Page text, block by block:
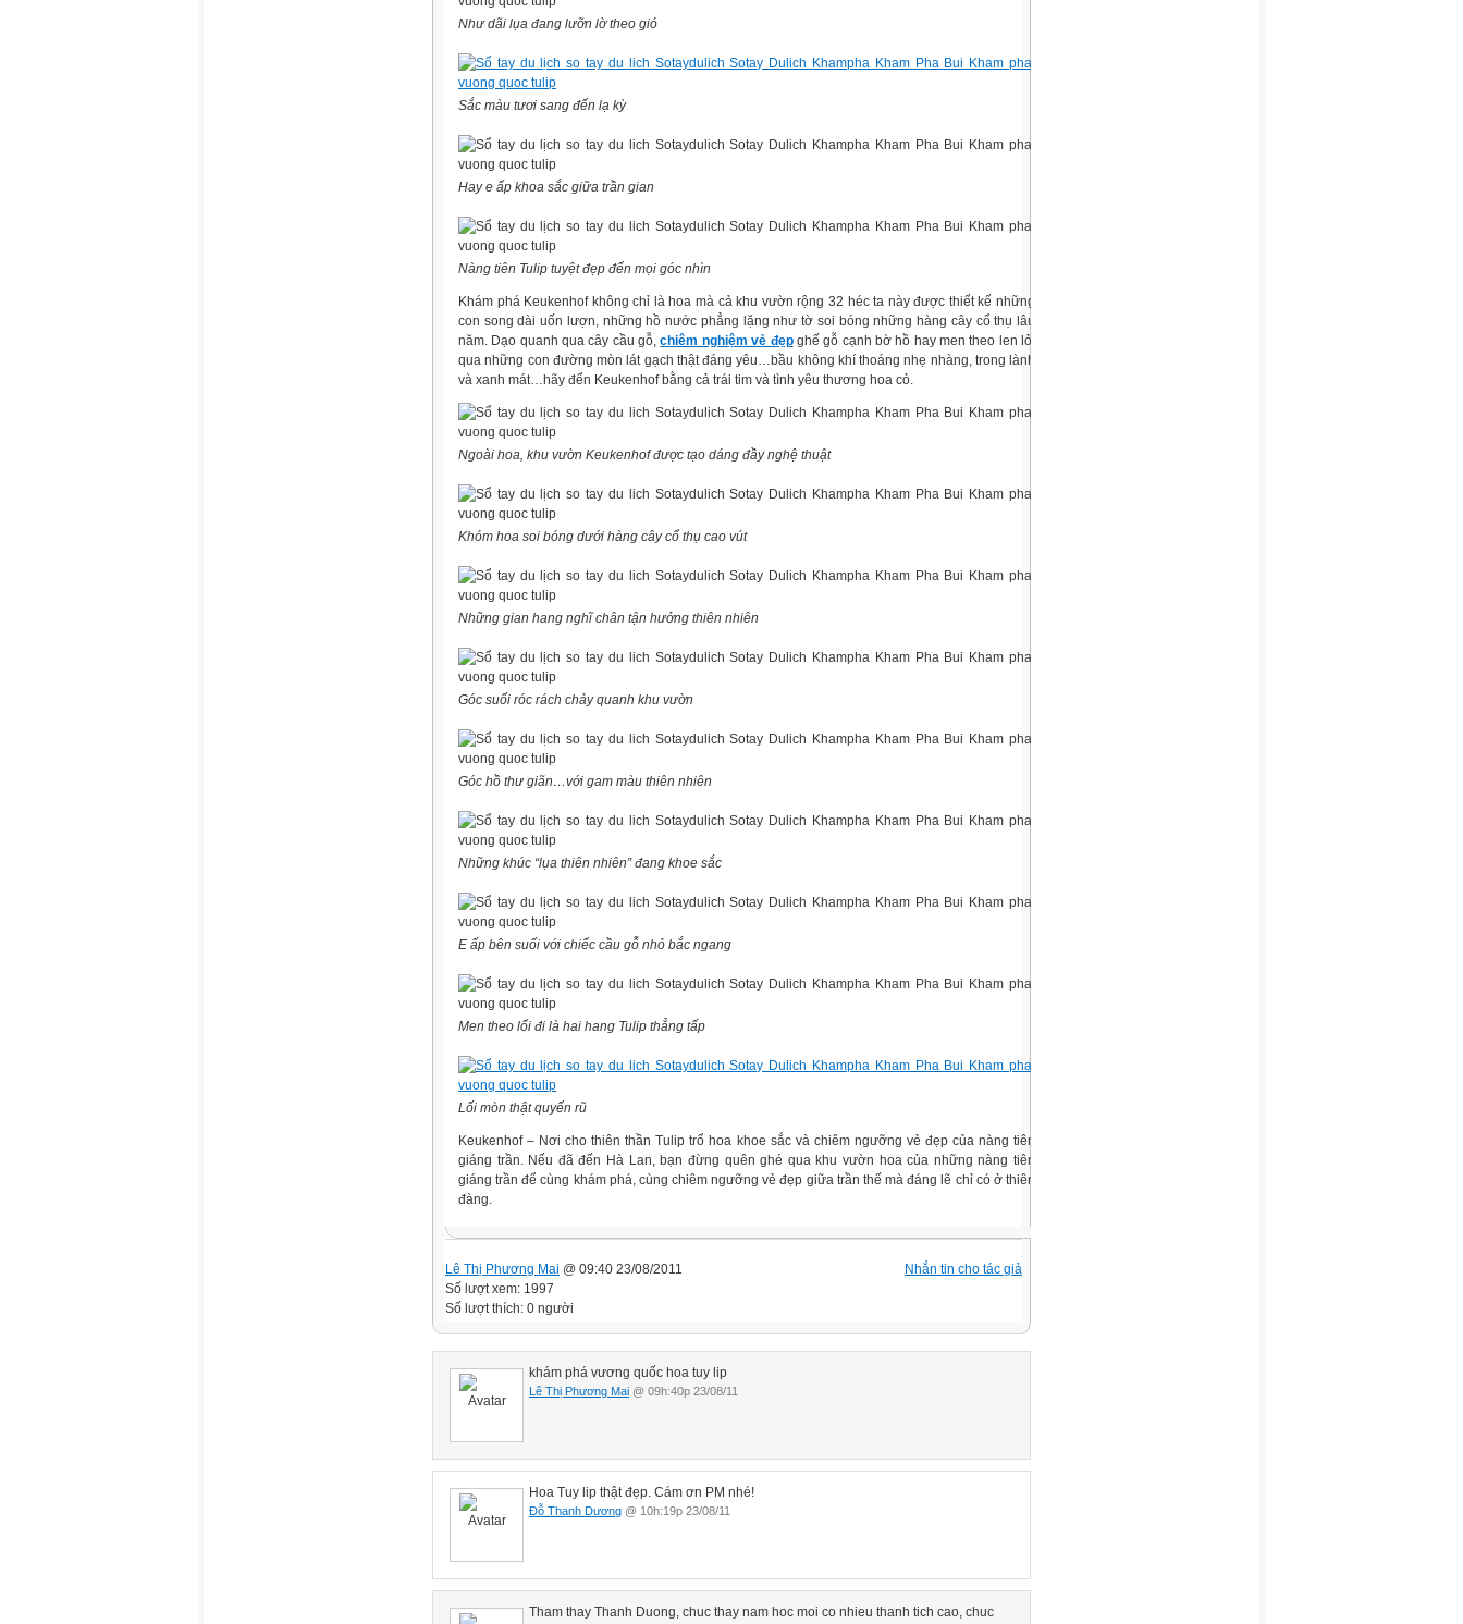
Như dãi lụa đang lưỡn lờ theo gió
Sắc màu tươi sang đến lạ kỳ
Hay e ấp khoa sắc giữa trần gian
Nàng tiên Tulip tuyệt đẹp đến mọi góc nhìn
Khám phá Keukenhof không chỉ là hoa mà cả khu vườn rộng 32 héc ta này được thiết kế những
con song dài uốn lượn, những hồ nước phẳng lặng như tờ soi bóng những hàng cây cổ thụ lâu
năm. Dạo quanh qua cây cầu gỗ,chiêm nghiệm vẻ đẹpghế gỗ cạnh bờ hồ hay men theo len lỏi
qua những con đường mòn lát gạch thật đáng yêu…bầu không khí thoáng nhẹ nhàng, trong lành
và xanh mát…hãy đến Keukenhof bằng cả trái tim và tình yêu thương hoa cỏ.
Ngoài hoa, khu vườn Keukenhof được tạo dáng đầy nghệ thuật
Khóm hoa soi bóng dưới hàng cây cổ thụ cao vút
Những gian hang nghĩ chân tận hưởng thiên nhiên
Góc suối róc rách chảy quanh khu vườn
Góc hồ thư giãn…với gam màu thiên nhiên
Những khúc “lụa thiên nhiên” đang khoe sắc
E ấp bên suối với chiếc cầu gỗ nhỏ bắc ngang
Men theo lối đi là hai hang Tulip thẳng tấp
Lối mòn thật quyến rũ
Keukenhof – Nơi cho thiên thần Tulip trổ hoa khoe sắc và chiêm ngưỡng vẻ đẹp của nàng tiên
giáng trần. Nếu đã đến Hà Lan, bạn đừng quên ghé qua khu vườn hoa của những nàng tiên
giáng trần để cùng khám phá, cùng chiêm ngưỡng vẻ đẹp giữa trần thế mà đáng lẽ chỉ có ở thiên
đàng.
Nhắn tin cho tác giả
Lê Thị Phương Mai @ 09:40 23/08/2011
Số lượt xem: 1997
Số lượt thích: 0 người
khám phá vương quốc hoa tuy lip
Lê Thị Phương Mai @ 09h:40p 23/08/11
Hoa Tuy lip thật đẹp. Cám ơn PM nhé!
Đỗ Thanh Dương @ 10h:19p 23/08/11
Tham thay Thanh Duong, chuc thay nam hoc moi co nhieu thanh tich cao, chuc